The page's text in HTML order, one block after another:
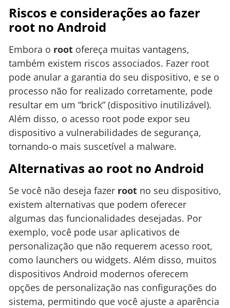
Riscos e considerações ao fazer
root no Android
Embora o root ofereça muitas vantagens,
também existem riscos associados. Fazer root
pode anular a garantia do seu dispositivo, e se o
processo não for realizado corretamente, pode
resultar em um “brick” (dispositivo inutilizável).
Além disso, o acesso root pode expor seu
dispositivo a vulnerabilidades de segurança,
tornando-o mais suscetível a malware.
Alternativas ao root no Android
Se você não deseja fazer root no seu dispositivo,
existem alternativas que podem oferecer
algumas das funcionalidades desejadas. Por
exemplo, você pode usar aplicativos de
personalização que não requerem acesso root,
como launchers ou widgets. Além disso, muitos
dispositivos Android modernos oferecem
opções de personalização nas configurações do
sistema, permitindo que você ajuste a aparência